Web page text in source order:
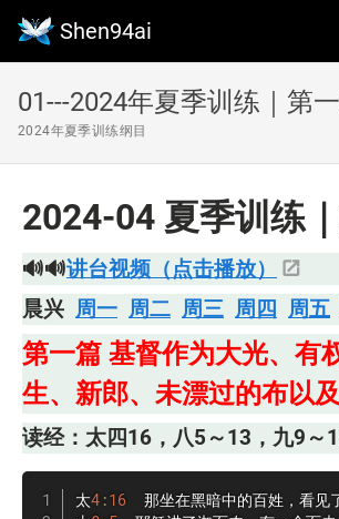
Shen94ai
01---2024年夏季训练｜第
2024年夏季训练纲目
2024-04 夏季训练
🔊🔊讲台视频（点击播放）
晨兴 周一 周二 周三 周四 周五
第一篇 基督作为大光、有
生、新郎、未漂过的布以
读经：太四16，八5～13，九9～
太4 :16
那坐在黑暗中的百姓，看见